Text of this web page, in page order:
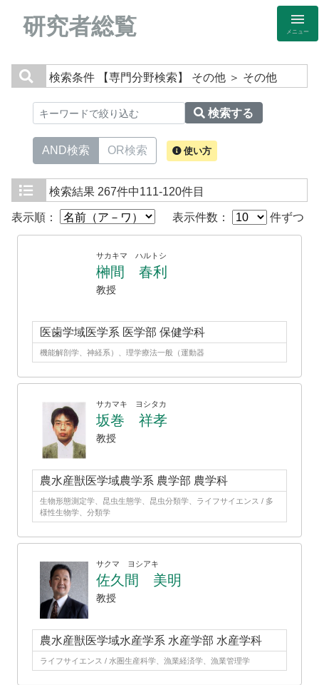
研究者総覧 メニュー
検索条件 【専門分野検索】 その他 ＞ その他
検索する
AND検索 OR検索 使い方
検索結果 267件中111-120件目
表示順： 表示件数： 件ずつ
サカキマ ハルトシ
榊間 春利
教授
医歯学域医学系 医学部 保健学科
機能解剖学、神経系）、理学療法一般（運動器
サカマキ ヨシタカ
坂巻 祥孝
教授
農水産獣医学域農学系 農学部 農学科
生物形態測定学、昆虫生態学、昆虫分類学、ライフサイエンス / 多
様性生物学、分類学
サクマ ヨシアキ
佐久間 美明
教授
農水産獣医学域水産学系 水産学部 水産学科
ライフサイエンス / 水圏生産科学、漁業経済学、漁業管理学